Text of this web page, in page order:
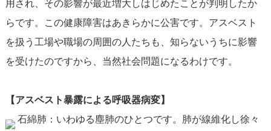
用され、その影響が最近増大しはじめたことが判明したか
らです。この健康障害はあきらかに公害です。アスベスト
を扱う工場や職場の周囲の人たちも、知らないうちに影響
を受けたのですから、当然社会問題になるわけです。
【アスベスト暴露による呼吸器病変】
石綿肺：いわゆる塵肺のひとつです。肺が線維化し徐々